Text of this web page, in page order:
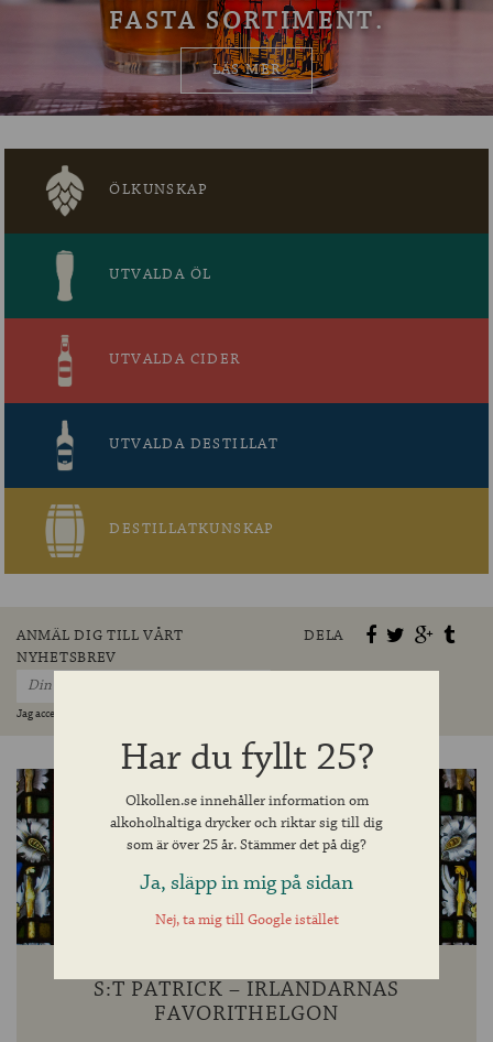
OM ÖLKOLLEN
KONTAKTA OSS
FASTA SORTIMENT.
LÄS MER
ÖLKUNSKAP
UTVALDA ÖL
UTVALDA CIDER
UTVALDA DESTILLAT
DESTILLATKUNSKAP
ANMÄL DIG TILL VÅRT
NYHETSBREV
Jag accepterar villkoren »
DELA
S:T PATRICK – IRLÄNDARNAS
FAVORITHELGON
Har du fyllt 25?
Olkollen.se innehåller information om
alkoholhaltiga drycker och riktar sig till dig
som är över 25 år. Stämmer det på dig?
Ja, släpp in mig på sidan
Nej, ta mig till Google istället